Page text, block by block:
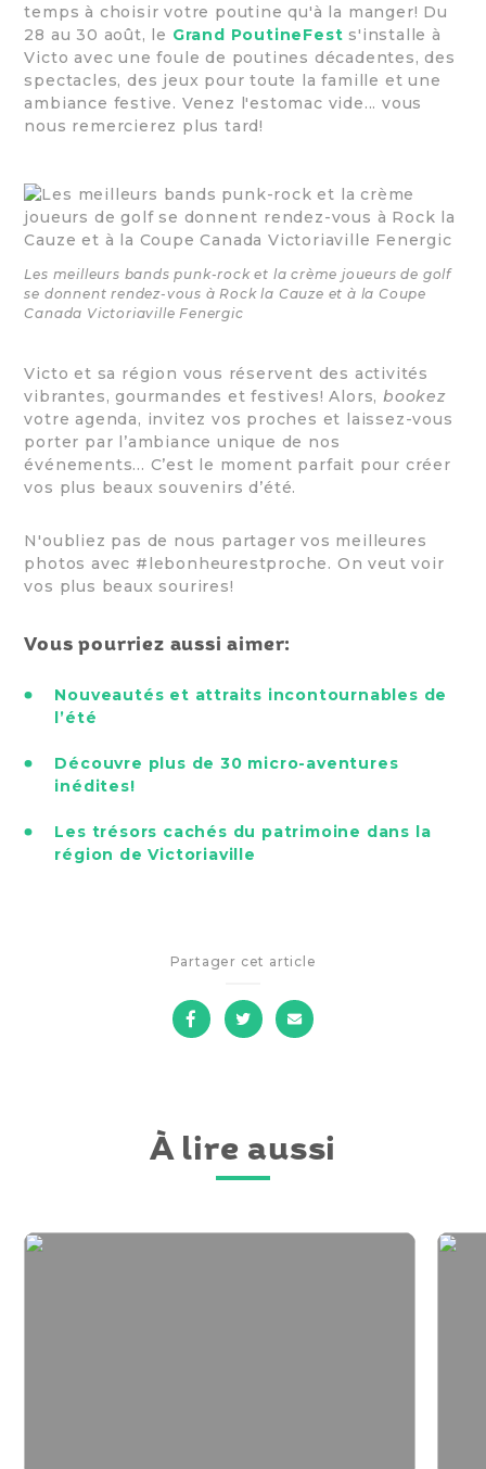
temps à choisir votre poutine qu'à la manger! Du
28 au 30 août, le Grand PoutineFest s'installe à
Victo avec une foule de poutines décadentes, des
spectacles, des jeux pour toute la famille et une
ambiance festive. Venez l'estomac vide... vous
nous remercierez plus tard!
Les meilleurs bands punk-rock et la crème joueurs de golf
se donnent rendez-vous à Rock la Cauze et à la Coupe
Canada Victoriaville Fenergic
Victo et sa région vous réservent des activités
vibrantes, gourmandes et festives! Alors, bookez
votre agenda, invitez vos proches et laissez-vous
porter par l’ambiance unique de nos
événements... C’est le moment parfait pour créer
vos plus beaux souvenirs d’été.
N'oubliez pas de nous partager vos meilleures
photos avec #lebonheurestproche. On veut voir
vos plus beaux sourires!
Vous pourriez aussi aimer:
Nouveautés et attraits incontournables de
l’été
Découvre plus de 30 micro-aventures
inédites!
Les trésors cachés du patrimoine dans la
région de Victoriaville
Partager cet article
sursurpar
À lire aussi